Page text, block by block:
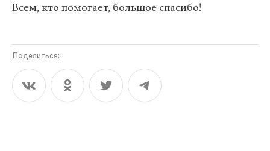
Всем, кто помогает, большое спасибо!
Поделиться: